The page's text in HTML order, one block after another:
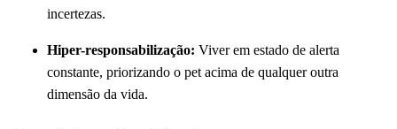
incertezas.
Hiper-responsabilização: Viver em estado de alerta
constante, priorizando o pet acima de qualquer outra
dimensão da vida.